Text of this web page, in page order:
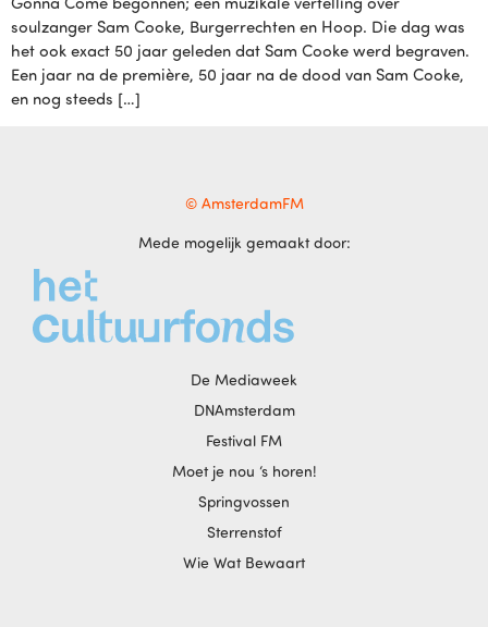
soulzanger Sam Cooke, Burgerrechten en Hoop. Die dag was
het ook exact 50 jaar geleden dat Sam Cooke werd begraven.
Een jaar na de première, 50 jaar na de dood van Sam Cooke,
en nog steeds […]
© AmsterdamFM
Mede mogelijk gemaakt door:
De Mediaweek
DNAmsterdam
Festival FM
Moet je nou ‘s horen!
Springvossen
Sterrenstof
Wie Wat Bewaart